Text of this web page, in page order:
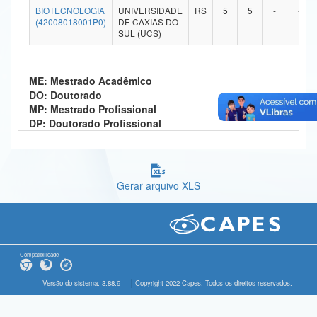
Ministério da Ciência, Tecnologia, Inovações e Comunicações
Ministério do Meio Ambiente
Ministério do Desenvolvimento Regional
Controladoria-Geral da União
Gabinete de Segurança Institucional
Advocacia-Geral da União
BIOTECNOLOGIA
(42008018001P0)
UNIVERSIDADE
DE CAXIAS DO
SUL (UCS)
RS 5 5 - -
ME: Mestrado Acadêmico
DO: Doutorado
MP: Mestrado Profissional
DP: Doutorado Profissional
Gerar arquivo XLS
Compatibilidade
Versão do sistema: 3.88.9 Copyright 2022 Capes. Todos os direitos reservados.